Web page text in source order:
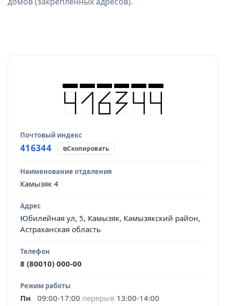
Почтовый индекс
416344 Скопировать
Наименование отделения
Камызяк 4
Адрес
Юбилейная ул, 5, Камызяк, Камызякский район,
Астраханская область
Телефон
8 (80010) 000-00
Режим работы
Пн 09:00-17:00 перерыв 13:00-14:00
Источник данных